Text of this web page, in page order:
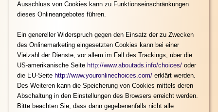
Ausschluss von Cookies kann zu Funktionseinschränkungen
dieses Onlineangebotes führen.
Ein genereller Widerspruch gegen den Einsatz der zu Zwecken
des Onlinemarketing eingesetzten Cookies kann bei einer
Vielzahl der Dienste, vor allem im Fall des Trackings, über die
US-amerikanische Seite http://www.aboutads.info/choices/oder
die EU-Seite http://www.youronlinechoices.com/erklärt werden.
Des Weiteren kann die Speicherung von Cookies mittels deren
Abschaltung in den Einstellungen des Browsers erreicht werden.
Bitte beachten Sie, dass dann gegebenenfalls nicht alle